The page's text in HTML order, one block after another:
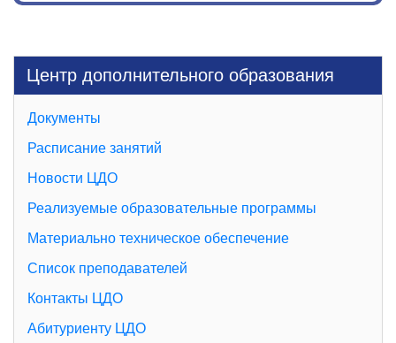
Центр дополнительного образования
Документы
Расписание занятий
Новости ЦДО
Реализуемые образовательные программы
Материально техническое обеспечение
Список преподавателей
Контакты ЦДО
Абитуриенту ЦДО